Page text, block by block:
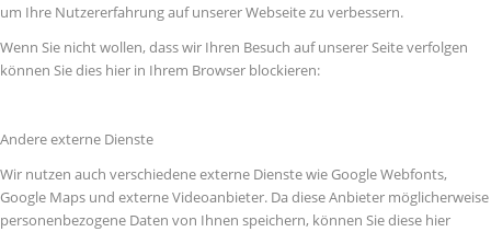
um Ihre Nutzererfahrung auf unserer Webseite zu verbessern.
Wenn Sie nicht wollen, dass wir Ihren Besuch auf unserer Seite verfolgen
können Sie dies hier in Ihrem Browser blockieren:
Andere externe Dienste
Wir nutzen auch verschiedene externe Dienste wie Google Webfonts,
Google Maps und externe Videoanbieter. Da diese Anbieter möglicherweise
personenbezogene Daten von Ihnen speichern, können Sie diese hier